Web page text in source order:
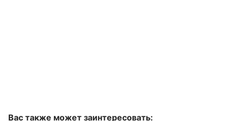
Вас также может заинтересовать: